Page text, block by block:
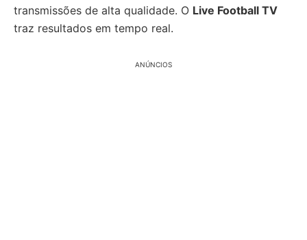
transmissões de alta qualidade. O Live Football TV
traz resultados em tempo real.
ANÚNCIOS